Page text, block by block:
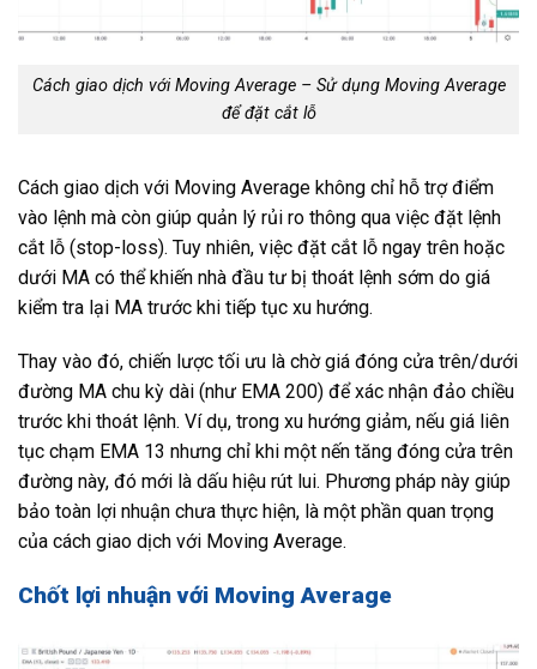
Cách giao dịch với Moving Average – Sử dụng Moving Average
để đặt cắt lỗ
Cách giao dịch với Moving Average không chỉ hỗ trợ điểm
vào lệnh mà còn giúp quản lý rủi ro thông qua việc đặt lệnh
cắt lỗ (stop-loss). Tuy nhiên, việc đặt cắt lỗ ngay trên hoặc
dưới MA có thể khiến nhà đầu tư bị thoát lệnh sớm do giá
kiểm tra lại MA trước khi tiếp tục xu hướng.
Thay vào đó, chiến lược tối ưu là chờ giá đóng cửa trên/dưới
đường MA chu kỳ dài (như EMA 200) để xác nhận đảo chiều
trước khi thoát lệnh. Ví dụ, trong xu hướng giảm, nếu giá liên
tục chạm EMA 13 nhưng chỉ khi một nến tăng đóng cửa trên
đường này, đó mới là dấu hiệu rút lui. Phương pháp này giúp
bảo toàn lợi nhuận chưa thực hiện, là một phần quan trọng
của cách giao dịch với Moving Average.
Chốt lợi nhuận với Moving Average